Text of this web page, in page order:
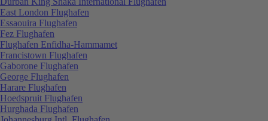
East London Flughafen
Essaouira Flughafen
Fez Flughafen
Flughafen Enfidha-Hammamet
Francistown Flughafen
Gaborone Flughafen
George Flughafen
Harare Flughafen
Hoedspruit Flughafen
Hurghada Flughafen